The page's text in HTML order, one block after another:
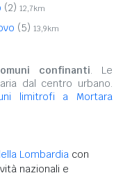
(2) 12,7km
(5) 13,9km
confinanti. Le
dal centro urbano.
limitrofi a Mortara
Lombardia con
nazionali e